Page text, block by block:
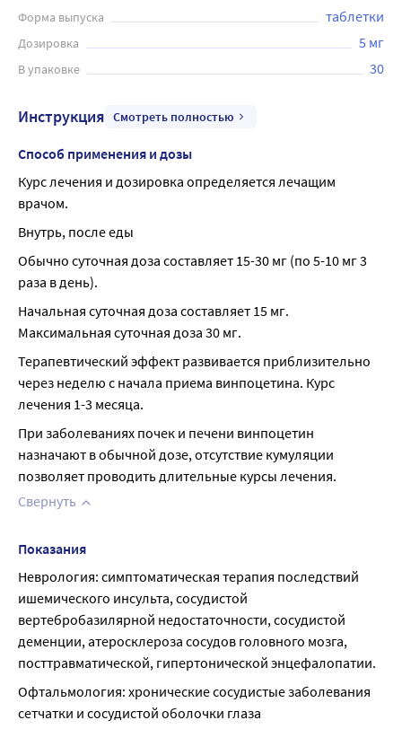
Форма выпуска таблетки
Дозировка 5 мг
В упаковке 30
Инструкция Смотреть полностью
Способ применения и дозы
Курс лечения и дозировка определяется лечащим
врачом.
Внутрь, после еды
Обычно суточная доза составляет 15-30 мг (по 5-10 мг 3
раза в день).
Начальная суточная доза составляет 15 мг.
Максимальная суточная доза 30 мг.
Терапевтический эффект развивается приблизительно
через неделю с начала приема винпоцетина. Курс
лечения 1-3 месяца.
При заболеваниях почек и печени винпоцетин
назначают в обычной дозе, отсутствие кумуляции
позволяет проводить длительные курсы лечения.
Свернуть
Показания
Неврология: симптоматическая терапия последствий
ишемического инсульта, сосудистой
вертебробазилярной недостаточности, сосудистой
деменции, атеросклероза сосудов головного мозга,
посттравматической, гипертонической энцефалопатии.
Офтальмология: хронические сосудистые заболевания
сетчатки и сосудистой оболочки глаза